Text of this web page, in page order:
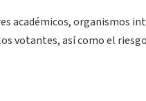
académicos, organismos
votantes, así como el